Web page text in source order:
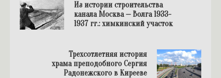
Из истории строительства
канала Москва — Волга 1933-
1937 гг.: химкинский участок
Трехсотлетняя история
храма преподобного Сергия
Радонежского в Кирееве